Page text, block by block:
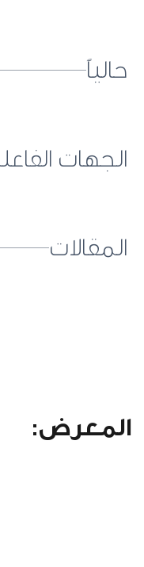
حالياً
الجهات
المقالات
المعرض: